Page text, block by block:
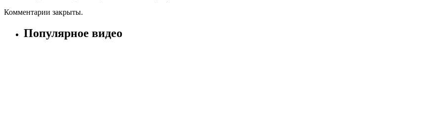
Комментарии закрыты.
Популярное видео